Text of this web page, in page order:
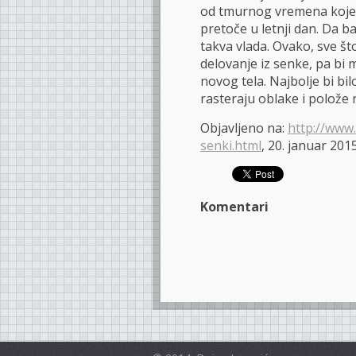
od tmurnog vremena
pretoče u letnji dan. Da
takva vlada. Ovako, sve
delovanje iz senke, pa bi
novog tela. Najbolje bi
rasteraju oblake i polože
Objavljeno na: http://
senki.html, 20. januar
Komentari